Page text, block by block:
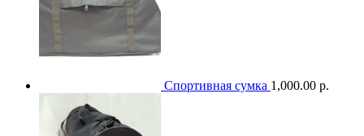
Спортивная сумка 1,000.00 р.